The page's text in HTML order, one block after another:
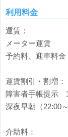
利用料金
運賃：
メーター運賃
予約料、迎車料
運賃割引・割増：
障害者手帳提示
深夜早朝（22:00
介助料：